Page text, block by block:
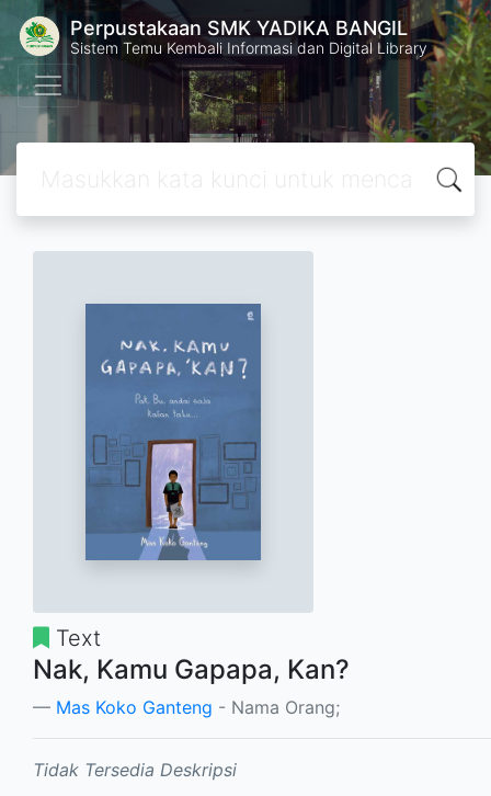
Perpustakaan SMK YADIKA BANGIL
Sistem Temu Kembali Informasi dan Digital Library
Text
Nak, Kamu Gapapa, Kan?
Mas Koko Ganteng - Nama Orang;
Tidak Tersedia Deskripsi